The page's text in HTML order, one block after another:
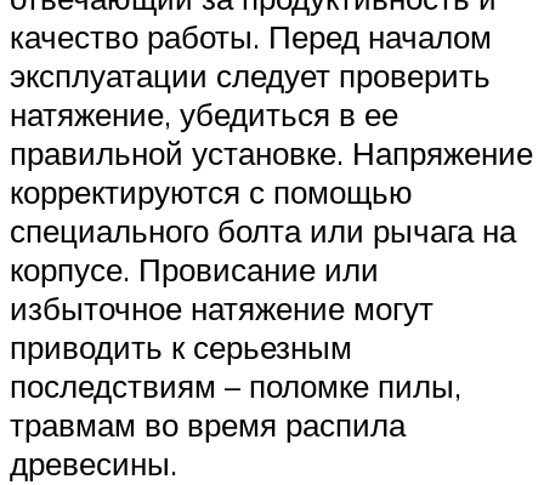
качество работы. Перед началом
эксплуатации следует проверить
натяжение, убедиться в ее
правильной установке. Напряжение
корректируются с помощью
специального болта или рычага на
корпусе. Провисание или
избыточное натяжение могут
приводить к серьезным
последствиям – поломке пилы,
травмам во время распила
древесины.